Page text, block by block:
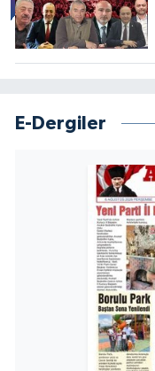
E-Dergiler